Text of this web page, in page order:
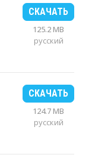
СКАЧАТЬ
125.2 MB
русский
СКАЧАТЬ
124.7 MB
русский